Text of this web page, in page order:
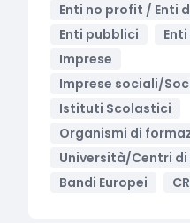
Enti no profit / Enti
Enti pubblici
Imprese
Imprese sociali/
Istituti Scolastici
Organismi di
Università/Centri
Bandi Europei